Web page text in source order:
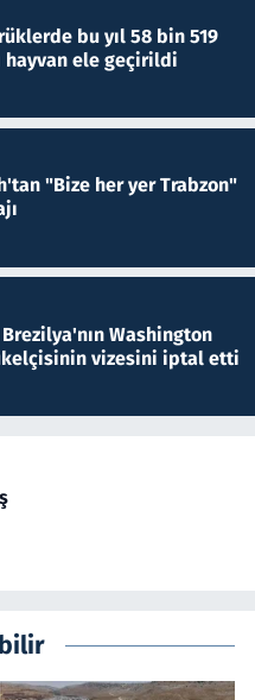
bu yıl 58 bin 519
hayvan ele geçirildi
"Bize her yer Trabzon"
Brezilya'nın Washington
vizesini iptal etti